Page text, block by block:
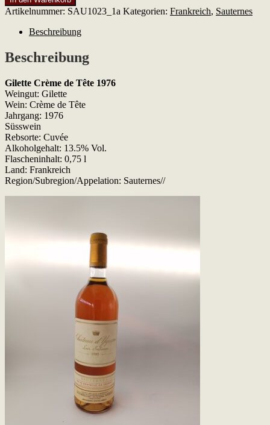
Crème
Tête
Menge
Artikelnummer: SAU1023_1a Kategorien: Frankreich, Sauternes
Beschreibung
Beschreibung
Gilette Crème de Tête 1976
Weingut: Gilette
Wein: Crème de Tête
Jahrgang: 1976
Süsswein
Rebsorte: Cuvée
Alkoholgehalt: 13.5% Vol.
Flascheninhalt: 0,75 l
Land: Frankreich
Region/Subregion/Appelation: Sauternes//